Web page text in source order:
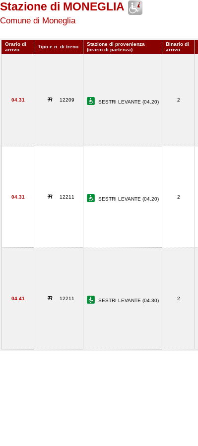
Stazione di MONEGLIA
Comune di Moneglia
Orario di
arrivo
Tipo e n. di treno
Stazione di provenienza
(orario di partenza)
Binario di
arrivo
04.31 12209 SESTRI LEVANTE (04.20) 2
04.31 12211 SESTRI LEVANTE (04.20) 2
04.41 12211 SESTRI LEVANTE (04.30) 2